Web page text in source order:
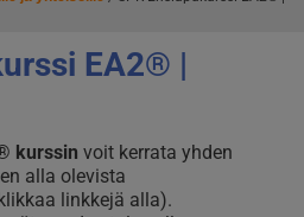
EA2® |
kurssin voit kerrata yhden
alla olevista
linkkejä alla).